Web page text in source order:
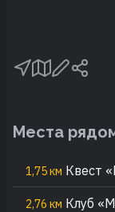
Места
1,75 км Квест
2,76 км Клуб